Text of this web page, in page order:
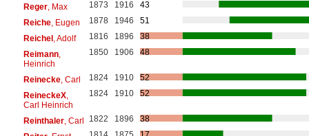
Reger, Max 1873 1916
43
Reiche, Eugen 1878 1946
51
Reichel, Adolf 1816 1896
38
Reimann,
Heinrich
1850 1906 48
Reinecke, Carl 1824 1910
52
ReineckeX,
Carl Heinrich
1824 1910 52
Reinthaler, Carl 1822 1896
38